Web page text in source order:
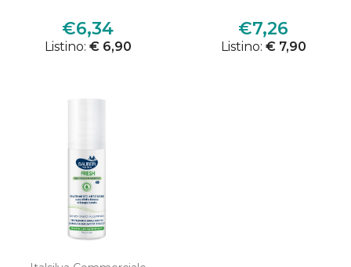
€6,34
Listino: € 6,90
€7,26
Listino: € 7,90